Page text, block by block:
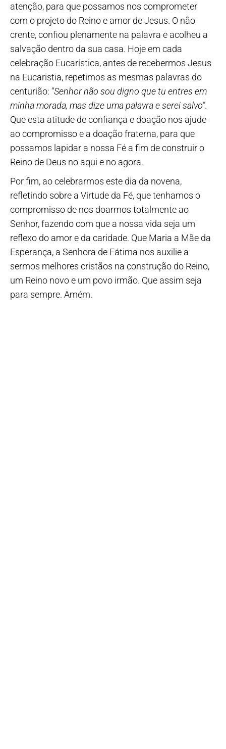
atenção, para que possamos nos comprometer
com o projeto do Reino e amor de Jesus. O não
crente, confiou plenamente na palavra e acolheu a
salvação dentro da sua casa. Hoje em cada
celebração Eucarística, antes de recebermos Jesus
na Eucaristia, repetimos as mesmas palavras do
centurião: “Senhor não sou digno que tu entres em
minha morada, mas dize uma palavra e serei salvo”.
Que esta atitude de confiança e doação nos ajude
ao compromisso e a doação fraterna, para que
possamos lapidar a nossa Fé a fim de construir o
Reino de Deus no aqui e no agora.
Por fim, ao celebrarmos este dia da novena,
refletindo sobre a Virtude da Fé, que tenhamos o
compromisso de nos doarmos totalmente ao
Senhor, fazendo com que a nossa vida seja um
reflexo do amor e da caridade. Que Maria a Mãe da
Esperança, a Senhora de Fátima nos auxilie a
sermos melhores cristãos na construção do Reino,
um Reino novo e um povo irmão. Que assim seja
para sempre. Amém.